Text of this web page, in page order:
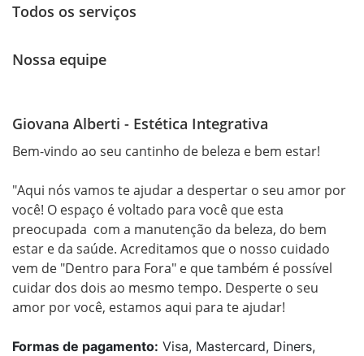
Todos os serviços
Nossa equipe
Giovana Alberti - Estética Integrativa
Bem-vindo ao seu cantinho de beleza e bem estar!
"Aqui nós vamos te ajudar a despertar o seu amor por
você! O espaço é voltado para você que esta
preocupada  com a manutenção da beleza, do bem
estar e da saúde. Acreditamos que o nosso cuidado
vem de "Dentro para Fora" e que também é possível
cuidar dos dois ao mesmo tempo. Desperte o seu
amor por você, estamos aqui para te ajudar!
Formas de pagamento: Visa, Mastercard, Diners,